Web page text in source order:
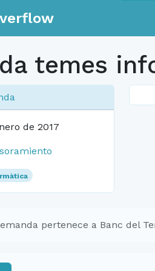
temes
de 2017
pertenece a Banc del